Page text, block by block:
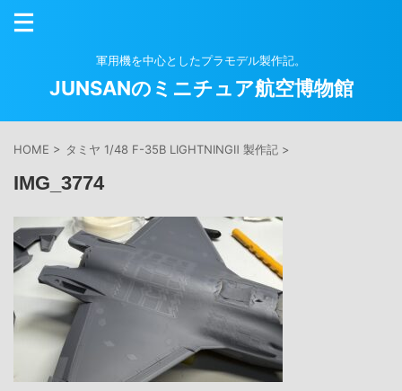
軍用機を中心としたプラモデル製作記。
JUNSANのミニチュア航空博物館
HOME > タミヤ 1/48 F-35B LIGHTNINGⅡ 製作記 >
IMG_3774